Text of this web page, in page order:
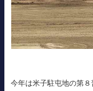
今年は米子駐屯地の第